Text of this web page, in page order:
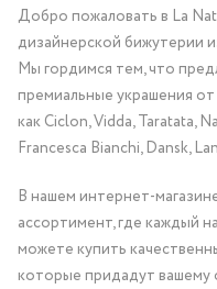
Добро пожаловать в La
дизайнерской бижутерии
Мы гордимся тем, что
премиальные украшения
как Ciclon, Vidda, Taratata,
Francesca Bianchi, Dansk,
В нашем интернет-
ассортимент, где каждый
можете купить
которые придадут вашему